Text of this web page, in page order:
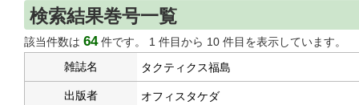
検索結果巻号一覧
該当件数は 64件です。 1 件目から 10 件目を表示しています。
雑誌名
タクティクス福島
出版者 オフィスタケダ